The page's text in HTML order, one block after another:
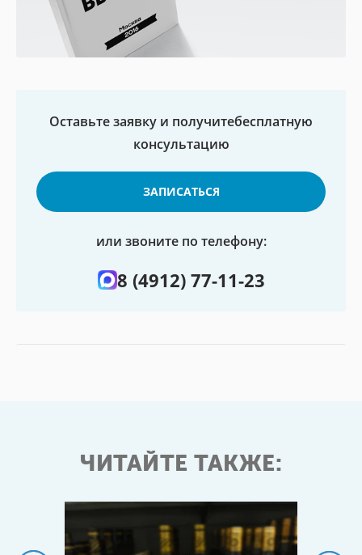
Оставьте заявку и получитебесплатную
консультацию
ЗАПИСАТЬСЯ
или звоните по телефону:
8 (4912) 77-11-23
ЧИТАЙТЕ ТАКЖЕ: